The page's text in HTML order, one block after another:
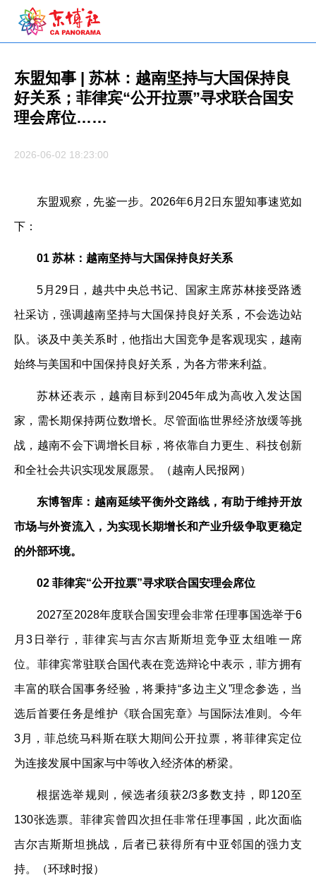
东盟知事 | 苏林：越南坚持与大国保持良
好关系；菲律宾“公开拉票”寻求联合国安
理会席位……
2026-06-02 18:23:00
东盟观察，先鉴一步。2026年6月2日东盟知事速览如
下：
01 苏林：越南坚持与大国保持良好关系
5月29日，越共中央总书记、国家主席苏林接受路透
社采访，强调越南坚持与大国保持良好关系，不会选边站
队。谈及中美关系时，他指出大国竞争是客观现实，越南
始终与美国和中国保持良好关系，为各方带来利益。
苏林还表示，越南目标到2045年成为高收入发达国
家，需长期保持两位数增长。尽管面临世界经济放缓等挑
战，越南不会下调增长目标，将依靠自力更生、科技创新
和全社会共识实现发展愿景。（越南人民报网）
东博智库：越南延续平衡外交路线，有助于维持开放
市场与外资流入，为实现长期增长和产业升级争取更稳定
的外部环境。
02 菲律宾“公开拉票”寻求联合国安理会席位
2027至2028年度联合国安理会非常任理事国选举于6
月3日举行，菲律宾与吉尔吉斯斯坦竞争亚太组唯一席
位。菲律宾常驻联合国代表在竞选辩论中表示，菲方拥有
丰富的联合国事务经验，将秉持“多边主义”理念参选，当
选后首要任务是维护《联合国宪章》与国际法准则。今年
3月，菲总统马科斯在联大期间公开拉票，将菲律宾定位
为连接发展中国家与中等收入经济体的桥梁。
根据选举规则，候选者须获2/3多数支持，即120至
130张选票。菲律宾曾四次担任非常任理事国，此次面临
吉尔吉斯斯坦挑战，后者已获得所有中亚邻国的强力支
持。（环球时报）